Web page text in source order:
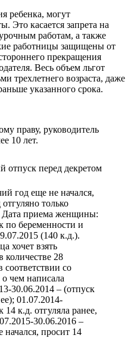
ребенка, могут
Это касается запрета на
работам, а также
работницы защищены от
прекращения
Весь объем льгот
трехлетнего возраста, даже
указанного срока.
праву, руководитель
10 лет.
отпуск перед декретом
год еще не начался,
только
Дата приема женщины:
по беременности и
(140 к.д.).
хочет взять
количестве 28
со
чем написала
30.06.2014 – (отпуск
01.07.2014-
14 к.д. отгуляла ранее,
30.06.2016 –
начался, просит 14